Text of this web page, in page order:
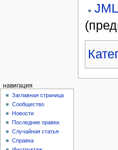
навигация
Заглавная страница
Сообщество
Новости
Последние правки
Случайная статья
Справка